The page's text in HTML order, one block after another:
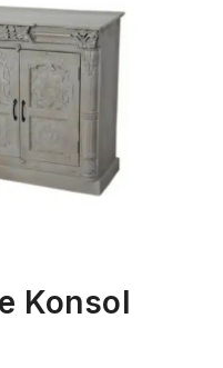
Konsol